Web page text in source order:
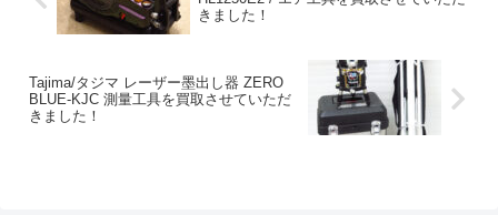
きました！
Tajima/タジマ レーザー墨出し器 ZERO
BLUE-KJC 測量工具を買取させていただ
きました！